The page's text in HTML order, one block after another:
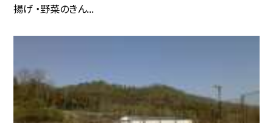
揚げ ・野菜のきん...